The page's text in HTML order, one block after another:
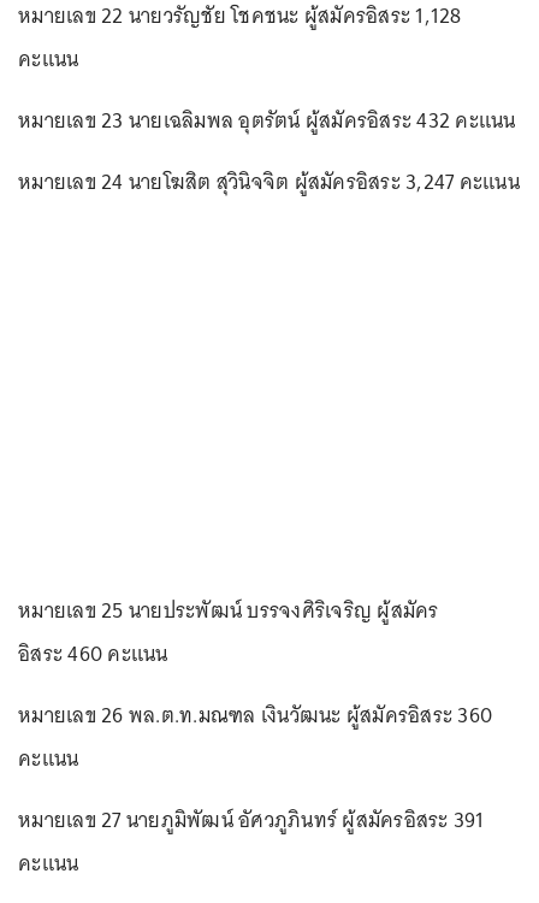
หมายเลข 22 นายวรัญชัย โชคชนะ ผู้สมัครอิสระ 1,128
คะแนน
หมายเลข 23 นายเฉลิมพล อุตรัตน์ ผู้สมัครอิสระ 432 คะแนน
หมายเลข 24 นายโฆสิต สุวินิจจิต ผู้สมัครอิสระ 3,247 คะแนน
หมายเลข 25 นายประพัฒน์ บรรจงศิริเจริญ ผู้สมัคร
อิสระ 460 คะแนน
หมายเลข 26 พล.ต.ท.มณฑล เงินวัฒนะ ผู้สมัครอิสระ 360
คะแนน
หมายเลข 27 นายภูมิพัฒน์ อัศวภูภินทร์ ผู้สมัครอิสระ 391
คะแนน